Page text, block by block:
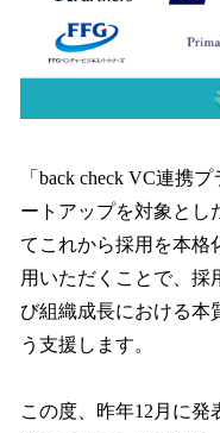
「back check VC連携
ートアップを対象とし
てこれから採用を本格
用いただくことで、採
び組織成長における本
う支援します。
この度、昨年12月に発